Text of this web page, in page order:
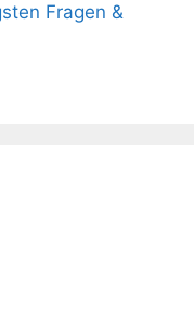
Fragen &